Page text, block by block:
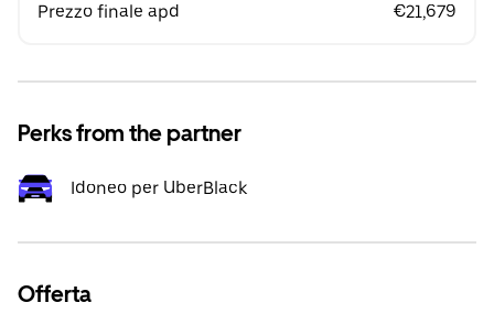
Prezzo finale apd €21,679
Perks from the partner
Idoneo per UberBlack
Offerta